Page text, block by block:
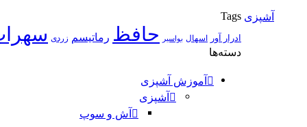
آشپزی Tags
ادرار آور اسهال بواسیر حافظ رماتیسم زردی
دسته‌ها
آموزش آشپزی
آشپزی
آش و سوپ